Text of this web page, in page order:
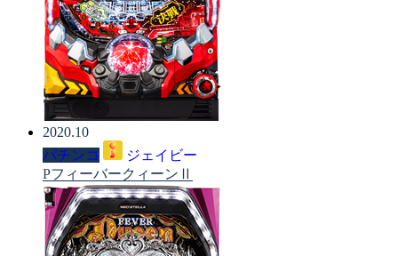
2020.10
パチンコ
ジェイビー
PフィーバークィーンⅡ